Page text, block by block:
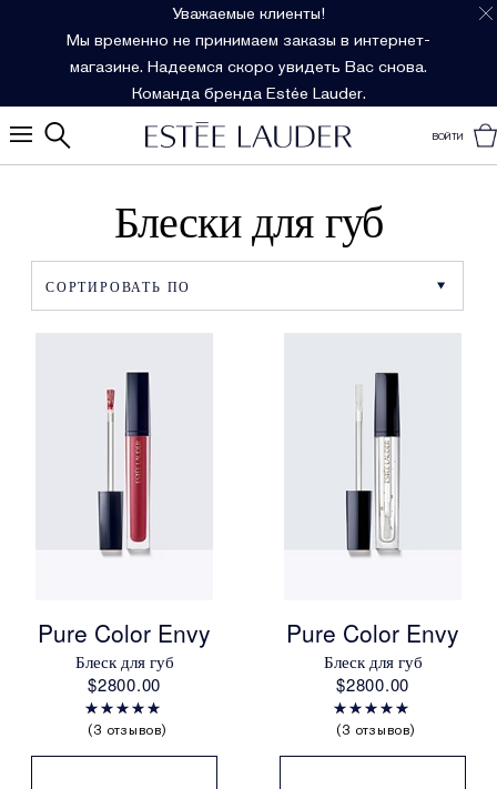
Уважаемые клиенты!
Мы временно не принимаем заказы в интернет-
магазине. Надеемся скоро увидеть Вас снова.
Команда бренда Estée Lauder.
ВОЙТИ
Блески для губ
Pure Color Envy
Блеск для губ
$2800.00
3 отзывов
Pure Color Envy
Блеск для губ
$2800.00
3 отзывов